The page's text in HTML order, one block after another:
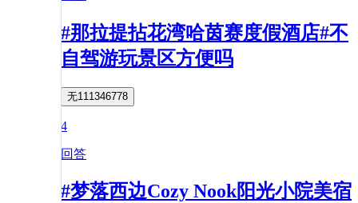
#那拉提拈花湾哈茵赛度假酒店#不
自驾游玩景区方便吗
无111346778
4
回答
#梦落西边Cozy Nook阳光小院美宿